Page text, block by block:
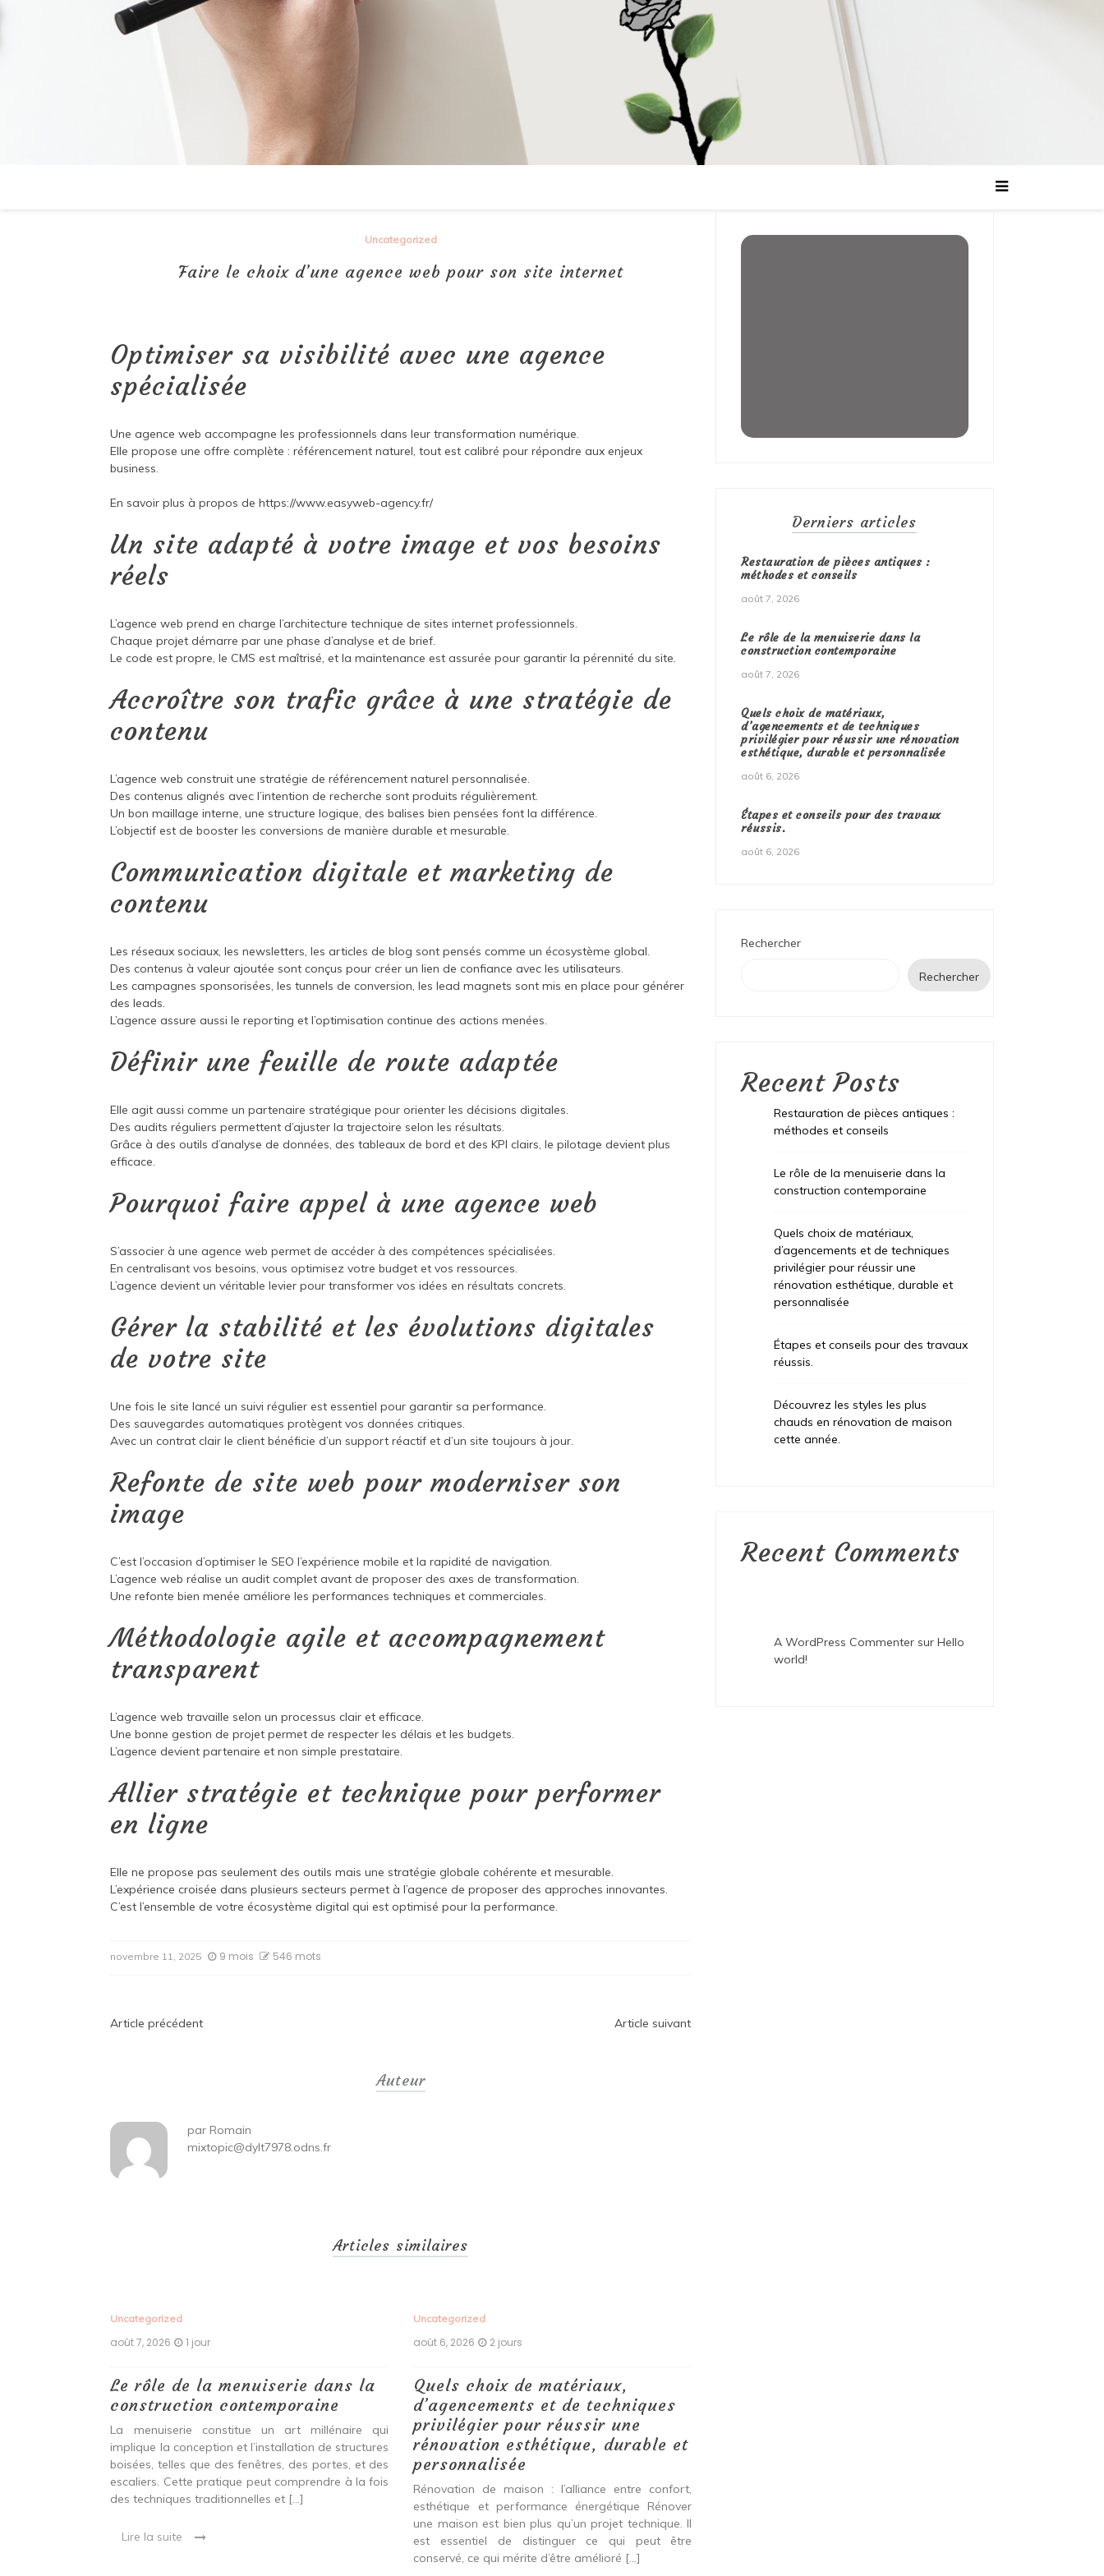
Uncategorized
Faire le choix d’une agence web pour son site internet
Optimiser sa visibilité avec une agence
spécialisée
Une agence web accompagne les professionnels dans leur transformation numérique.
Elle propose une offre complète : référencement naturel, tout est calibré pour répondre aux enjeux
business.
En savoir plus à propos dehttps://www.easyweb-agency.fr/
Un site adapté à votre image et vos besoins
réels
L’agence web prend en charge l’architecture technique de sites internet professionnels.
Chaque projet démarre par une phase d’analyse et de brief.
Le code est propre, le CMS est maîtrisé, et la maintenance est assurée pour garantir la pérennité du site.
Accroître son trafic grâce à une stratégie de
contenu
L’agence web construit une stratégie de référencement naturel personnalisée.
Des contenus alignés avec l’intention de recherche sont produits régulièrement.
Un bon maillage interne, une structure logique, des balises bien pensées font la différence.
L’objectif est de booster les conversions de manière durable et mesurable.
Communication digitale et marketing de
contenu
Les réseaux sociaux, les newsletters, les articles de blog sont pensés comme un écosystème global.
Des contenus à valeur ajoutée sont conçus pour créer un lien de confiance avec les utilisateurs.
Les campagnes sponsorisées, les tunnels de conversion, les lead magnets sont mis en place pour générer
des leads.
L’agence assure aussi le reporting et l’optimisation continue des actions menées.
Définir une feuille de route adaptée
Elle agit aussi comme un partenaire stratégique pour orienter les décisions digitales.
Des audits réguliers permettent d’ajuster la trajectoire selon les résultats.
Grâce à des outils d’analyse de données, des tableaux de bord et des KPI clairs, le pilotage devient plus
efficace.
Pourquoi faire appel à une agence web
S’associer à une agence web permet de accéder à des compétences spécialisées.
En centralisant vos besoins, vous optimisez votre budget et vos ressources.
L’agence devient un véritable levier pour transformer vos idées en résultats concrets.
Gérer la stabilité et les évolutions digitales
de votre site
Une fois le site lancé un suivi régulier est essentiel pour garantir sa performance.
Des sauvegardes automatiques protègent vos données critiques.
Avec un contrat clair le client bénéficie d’un support réactif et d’un site toujours à jour.
Refonte de site web pour moderniser son
image
C’est l’occasion d’optimiser le SEO l’expérience mobile et la rapidité de navigation.
L’agence web réalise un audit complet avant de proposer des axes de transformation.
Une refonte bien menée améliore les performances techniques et commerciales.
Méthodologie agile et accompagnement
transparent
L’agence web travaille selon un processus clair et efficace.
Une bonne gestion de projet permet de respecter les délais et les budgets.
L’agence devient partenaire et non simple prestataire.
Allier stratégie et technique pour performer
en ligne
Elle ne propose pas seulement des outils mais une stratégie globale cohérente et mesurable.
L’expérience croisée dans plusieurs secteurs permet à l’agence de proposer des approches innovantes.
C’est l’ensemble de votre écosystème digital qui est optimisé pour la performance.
novembre 11, 2025 9 mois 546 mots
Navigation
Article précédent Article suivant
Auteur
par Romain
mixtopic@dylt7978.odns.fr
Articles similaires
Uncategorized
août 7, 2026 1 jour
Le rôle de la menuiserie dans la
construction contemporaine
La menuiserie constitue un art millénaire qui
implique la conception et l’installation de structures
boisées, telles que des fenêtres, des portes, et des
escaliers. Cette pratique peut comprendre à la fois
des techniques traditionnelles et […]
Lire la suite
Uncategorized
août 6, 2026 2 jours
Quels choix de matériaux,
d’agencements et de techniques
privilégier pour réussir une
rénovation esthétique, durable et
personnalisée
Rénovation de maison : l’alliance entre confort,
esthétique et performance énergétique Rénover
une maison est bien plus qu’un projet technique. Il
est essentiel de distinguer ce qui peut être
conservé, ce qui mérite d’être amélioré […]
Derniers articles
Restauration de pièces antiques :
méthodes et conseils
août 7, 2026
Le rôle de la menuiserie dans la
construction contemporaine
août 7, 2026
Quels choix de matériaux,
d’agencements et de techniques
privilégier pour réussir une rénovation
esthétique, durable et personnalisée
août 6, 2026
Étapes et conseils pour des travaux
réussis.
août 6, 2026
Rechercher
Rechercher
Recent Posts
Restauration de pièces antiques :
méthodes et conseils
Le rôle de la menuiserie dans la
construction contemporaine
Quels choix de matériaux,
d’agencements et de techniques
privilégier pour réussir une
rénovation esthétique, durable et
personnalisée
Étapes et conseils pour des travaux
réussis.
Découvrez les styles les plus
chauds en rénovation de maison
cette année.
Recent Comments
A WordPress Commenter surHello
world!